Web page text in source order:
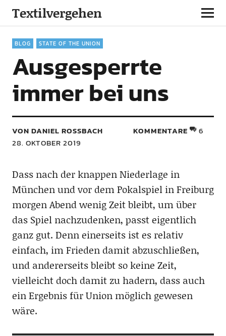
Textilvergehen
BLOG STATE OF THE UNION
Ausgesperrte
immer bei uns
VON DANIEL ROSSBACH
28. OKTOBER 2019
KOMMENTARE 6
Dass nach der knappen Niederlage in
München und vor dem Pokalspiel in Freiburg
morgen Abend wenig Zeit bleibt, um über
das Spiel nachzudenken, passt eigentlich
ganz gut. Denn einerseits ist es relativ
einfach, im Frieden damit abzuschließen,
und andererseits bleibt so keine Zeit,
vielleicht doch damit zu hadern, dass auch
ein Ergebnis für Union möglich gewesen
wäre.